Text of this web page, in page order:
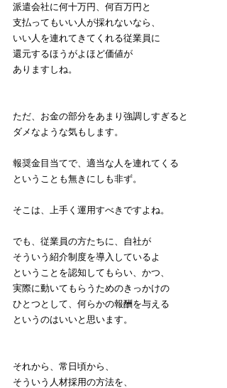
派遣会社に何十万円、何百万円と
支払ってもいい人が採れないなら、
いい人を連れてきてくれる従業員に
還元するほうがよほど価値が
ありますしね。
ただ、お金の部分をあまり強調しすぎると
ダメなような気もします。
報奨金目当てで、適当な人を連れてくる
ということも無きにしも非ず。
そこは、上手く運用すべきですよね。
でも、従業員の方たちに、自社が
そういう紹介制度を導入しているよ
ということを認知してもらい、かつ、
実際に動いてもらうためのきっかけの
ひとつとして、何らかの報酬を与える
というのはいいと思います。
それから、常日頃から、
そういう人材採用の方法を、